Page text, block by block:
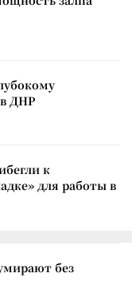
ДНР
к
для работы в
без